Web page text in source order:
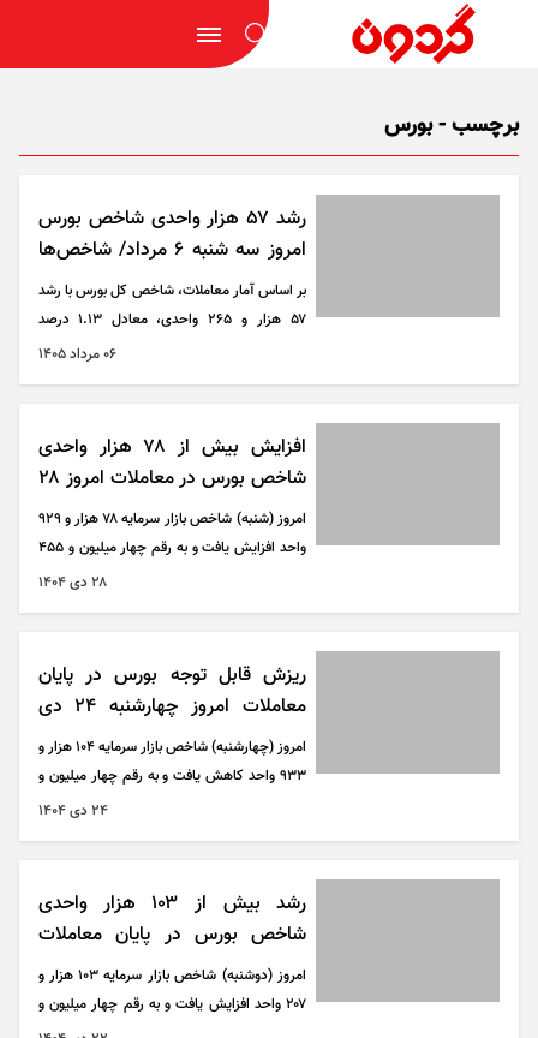
برچسب - بورس
رشد ۵۷ هزار واحدی شاخص بورس
امروز سه شنبه ۶ مرداد/ شاخص‌ها
صعودی شدند
بر اساس آمار معاملات، شاخص کل بورس با رشد
۵۷ هزار و ۲۶۵ واحدی، معادل ۱.۱۳ درصد
افزایش، در سطح پنج میلیون و ۱۰۹ هزار و ۳۳۱
سطحی که از منظر روانی اهمیت بالایی برای
معامله‌گران دارد.
۰۶ مرداد ۱۴۰۵
افزایش بیش از ۷۸ هزار واحدی
شاخص بورس در معاملات امروز ۲۸
دی ۱۴۰۴
امروز (شنبه) شاخص بازار سرمایه ۷۸ هزار و ۹۲۹
واحد افزایش یافت و به رقم چهار میلیون و ۴۵۵
۲۸ دی ۱۴۰۴
ریزش قابل توجه بورس در پایان
معاملات امروز چهارشنبه ۲۴ دی
۱۴۰۴
امروز (چهارشنبه) شاخص بازار سرمایه ۱۰۴ هزار و
۹۳۳ واحد کاهش یافت و به رقم چهار میلیون و
۲۴ دی ۱۴۰۴
رشد بیش از ۱۰۳ هزار واحدی
شاخص بورس در پایان معاملات
امروز ۲۲ دی ۱۴۰۴
امروز (دوشنبه) شاخص بازار سرمایه ۱۰۳ هزار و
۲۰۷ واحد افزایش یافت و به رقم چهار میلیون و